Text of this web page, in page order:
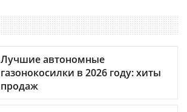
Лучшие автономные
газонокосилки в 2026 году: хиты
продаж